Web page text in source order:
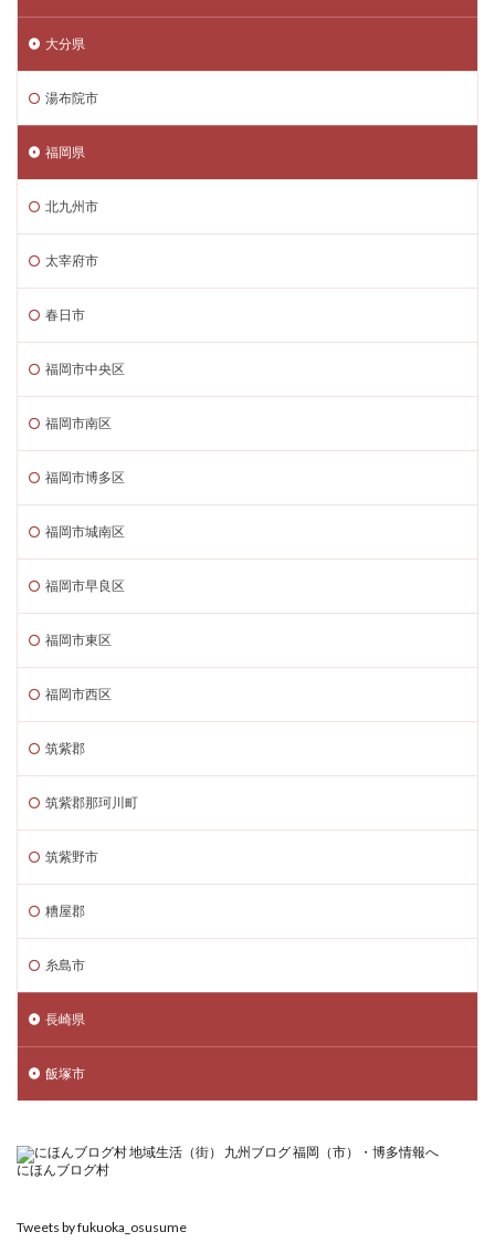
大分県
湯布院市
福岡県
北九州市
太宰府市
春日市
福岡市中央区
福岡市南区
福岡市博多区
福岡市城南区
福岡市早良区
福岡市東区
福岡市西区
筑紫郡
筑紫郡那珂川町
筑紫野市
糟屋郡
糸島市
長崎県
飯塚市
にほんブログ村
Tweets by fukuoka_osusume